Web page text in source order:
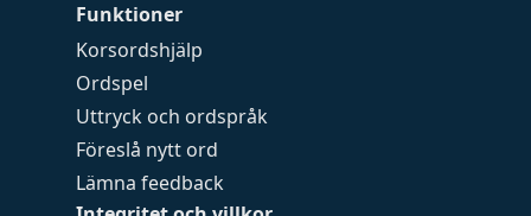
Funktioner
Korsordshjälp
Ordspel
Uttryck och ordspråk
Föreslå nytt ord
Lämna feedback